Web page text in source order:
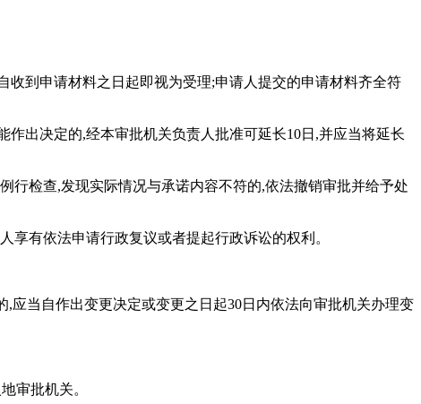
到申请材料之日起即视为受理;申请人提交的申请材料齐全符
出决定的,经本审批机关负责人批准可延长10日,并应当将延长
行检查,发现实际情况与承诺内容不符的,依法撤销审批并给予处
有依法申请行政复议或者提起行政诉讼的权利。
当自作出变更决定或变更之日起30日内依法向审批机关办理变
审批机关。